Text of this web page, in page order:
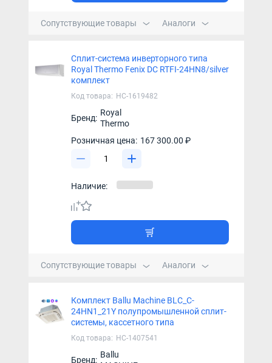
Сопутствующие товары Аналоги
Сплит-система инверторного типа
Royal Thermo Fenix DC RTFI-24HN8/silver
комплект
Код товара: НС-1619482
Бренд:
Royal
Thermo
Розничная цена: 167 300.00 ₽
Наличие:
Сопутствующие товары Аналоги
Комплект Ballu Machine BLC_C-
24HN1_21Y полупромышленной сплит-
системы, кассетного типа
Код товара: НС-1407541
Бренд:
Ballu